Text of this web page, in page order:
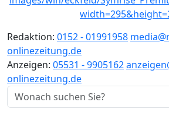
Redaktion: 0152 - 01991958
onlinezeitung.de
Anzeigen: 05531 - 9905162
onlinezeitung.de